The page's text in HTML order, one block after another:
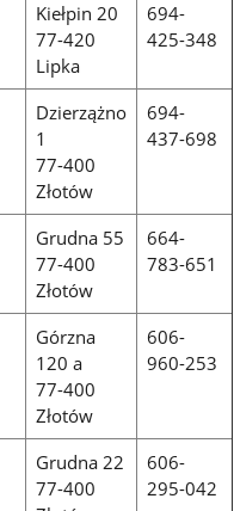
Kiełpin 20
77-420
Lipka
694-
425-348
Dzierzążno
1
77-400
Złotów
694-
437-698
Grudna 55
77-400
Złotów
664-
783-651
Górzna
120 a
77-400
Złotów
606-
960-253
Grudna 22
77-400
606-
295-042